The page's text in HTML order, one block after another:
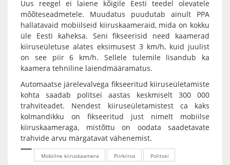
Uus reegel ei laiene kõigile Eesti teedel olevatele
mõõteseadmetele. Muudatus puudutab ainult PPA
hallatavaid mobiilseid kiiruskaameraid, mida on kokku
üle Eesti kaheksa. Seni fikseerisid need kaamerad
kiiruseületuse alates eksimusest 3 km/h, kuid juulist
on see piir 6 km/h. Sellele tulemile lisandub ka
kaamera tehniline laiendmääramatus.
Automaatse järelevalvega fikseeritud kiiruseületamiste
kohta saadab politsei aastas keskmiselt 300 000
trahviteadet. Nendest kiiruseületamistest ca kaks
kolmandikku on fikseeritud just nimelt mobiilse
kiiruskaameraga, mistõttu on oodata saadetavate
trahvide arvu märgatavat vähenemist.
Mobiilne kiiruskaamera Piirkiirus Politsei